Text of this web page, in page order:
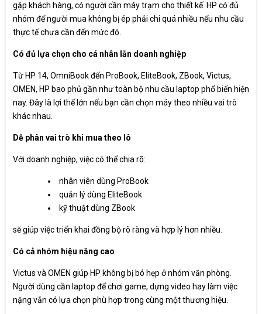
gặp khách hàng, có người cần máy trạm cho thiết kế. HP có đủ
nhóm để người mua không bị ép phải chi quá nhiều nếu nhu cầu
thực tế chưa cần đến mức đó.
Có đủ lựa chọn cho cá nhân lẫn doanh nghiệp
Từ HP 14, OmniBook đến ProBook, EliteBook, ZBook, Victus,
OMEN, HP bao phủ gần như toàn bộ nhu cầu laptop phổ biến hiện
nay. Đây là lợi thế lớn nếu bạn cần chọn máy theo nhiều vai trò
khác nhau.
Dễ phân vai trò khi mua theo lô
Với doanh nghiệp, việc có thể chia rõ:
nhân viên dùng ProBook
quản lý dùng EliteBook
kỹ thuật dùng ZBook
sẽ giúp việc triển khai đồng bộ rõ ràng và hợp lý hơn nhiều.
Có cả nhóm hiệu năng cao
Victus và OMEN giúp HP không bị bó hẹp ở nhóm văn phòng.
Người dùng cần laptop để chơi game, dựng video hay làm việc
nặng vẫn có lựa chọn phù hợp trong cùng một thương hiệu.